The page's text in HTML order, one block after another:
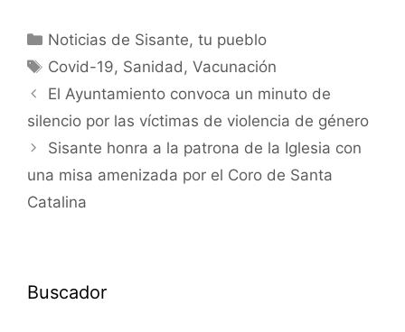
Noticias de Sisante, tu pueblo
Covid-19, Sanidad,Vacunación
El Ayuntamiento convoca un minuto de
silencio por las víctimas de violencia de género
Sisante honra a la patrona de la Iglesia con
una misa amenizada por el Coro de Santa
Catalina
Buscador